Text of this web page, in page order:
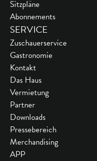
Sitzpläne
Abonnements
SERVICE
Zuschauerservice
Gastronomie
Kontakt
Das Haus
Vermietung
Partner
Downloads
Pressebereich
Merchandising
APP